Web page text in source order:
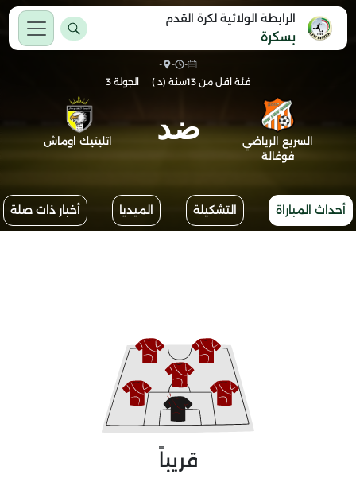
الرابطة الولائية لكرة القدم
بسكرة
-
-
-
فئة اقل من 13سنة (د )
الجولة 3
السريع الرياضي
فوغالة
ضد اتليتيك اوماش
أحداث المباراة التشكيلة الميديا أخبار ذات صلة
قريباً